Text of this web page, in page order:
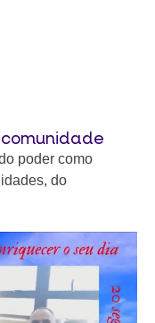
poder como
do